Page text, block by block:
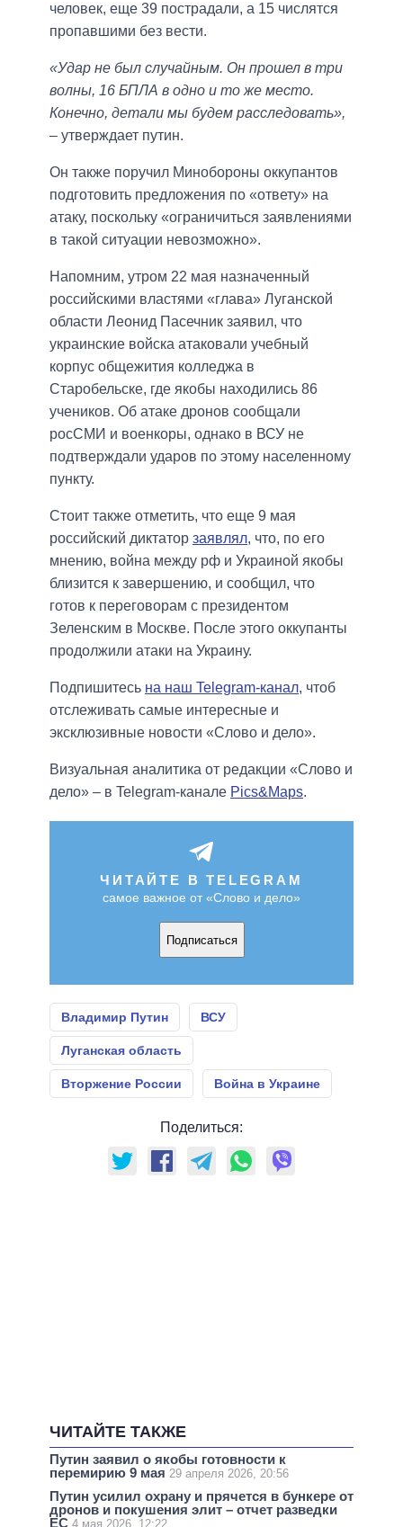
человек, еще 39 пострадали, а 15 числятся
пропавшими без вести.
«Удар не был случайным. Он прошел в три
волны, 16 БПЛА в одно и то же место.
Конечно, детали мы будем расследовать»,
– утверждает путин.
Он также поручил Минобороны оккупантов
подготовить предложения по «ответу» на
атаку, поскольку «ограничиться заявлениями
в такой ситуации невозможно».
Напомним, утром 22 мая назначенный
российскими властями «глава» Луганской
области Леонид Пасечник заявил, что
украинские войска атаковали учебный
корпус общежития колледжа в
Старобельске, где якобы находились 86
учеников. Об атаке дронов сообщали
росСМИ и военкоры, однако в ВСУ не
подтверждали ударов по этому населенному
пункту.
Стоит также отметить, что еще 9 мая
российский диктатор заявлял, что, по его
мнению, война между рф и Украиной якобы
близится к завершению, и сообщил, что
готов к переговорам с президентом
Зеленским в Москве. После этого оккупанты
продолжили атаки на Украину.
Подпишитесь на наш Telegram-канал, чтоб
отслеживать самые интересные и
эксклюзивные новости «Слово и дело».
Визуальная аналитика от редакции «Слово и
дело» – в Telegram-канале Pics&Maps.
ЧИТАЙТЕ В TELEGRAM
самое важное от «Слово и дело»
Подписаться
Владимир Путин ВСУ
Луганская область
Вторжение России Война в Украине
Поделиться:
ЧИТАЙТЕ ТАКЖЕ
Путин заявил о якобы готовности к
перемирию 9 мая 29 апреля 2026, 20:56
Путин усилил охрану и прячется в бункере от
дронов и покушения элит – отчет разведки
ЕС 4 мая 2026, 12:22